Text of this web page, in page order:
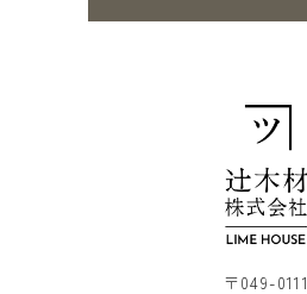
〒049-0111